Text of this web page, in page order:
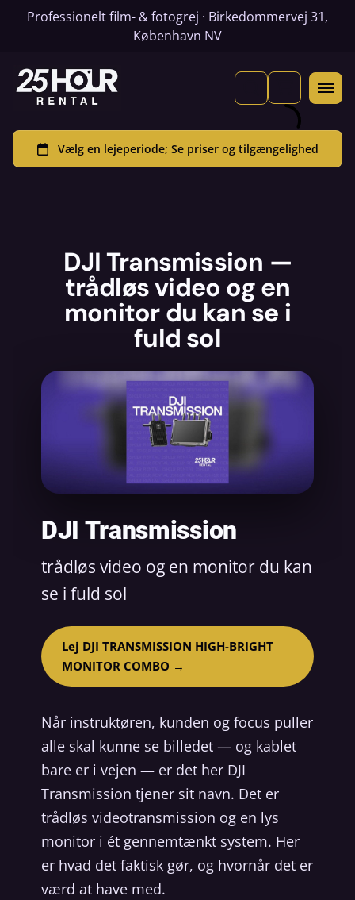
Professionelt film- & fotogrej · Birkedommervej 31,
København NV
DJI Transmission —
trådløs video og en
monitor du kan se i
fuld sol
DJI Transmission
trådløs video og en monitor du kan
se i fuld sol
Lej DJI TRANSMISSION HIGH-BRIGHT
MONITOR COMBO →
Når instruktøren, kunden og focus puller
alle skal kunne se billedet — og kablet
bare er i vejen — er det her DJI
Transmission tjener sit navn. Det er
trådløs videotransmission og en lys
monitor i ét gennemtænkt system. Her
er hvad det faktisk gør, og hvornår det er
værd at have med.